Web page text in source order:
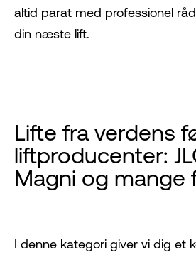
altid parat med professionel
din næste lift.
Lifte fra verdens
liftproducenter:
Magni og mange
I denne kategori giver vi dig et